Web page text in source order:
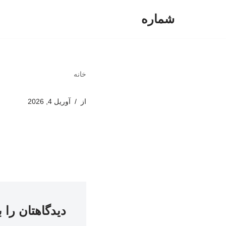
شماره
خانه
از آوریل 4, 2026
دیدگاهتان را